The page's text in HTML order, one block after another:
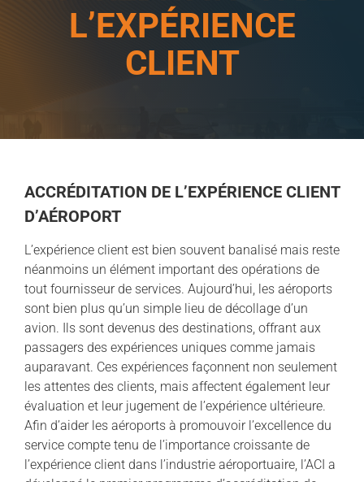
L’EXPÉRIENCE
CLIENT
ACCRÉDITATION DE L’EXPÉRIENCE CLIENT
D’AÉROPORT
L’expérience client est bien souvent banalisé mais reste
néanmoins un élément important des opérations de
tout fournisseur de services. Aujourd’hui, les aéroports
sont bien plus qu’un simple lieu de décollage d’un
avion. Ils sont devenus des destinations, offrant aux
passagers des expériences uniques comme jamais
auparavant. Ces expériences façonnent non seulement
les attentes des clients, mais affectent également leur
évaluation et leur jugement de l’expérience ultérieure.
Afin d’aider les aéroports à promouvoir l’excellence du
service compte tenu de l’importance croissante de
l’expérience client dans l’industrie aéroportuaire, l’ACI a